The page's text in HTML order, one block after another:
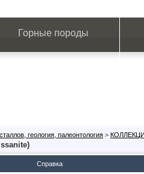
Горные породы
геология, палеонтология >
Справка